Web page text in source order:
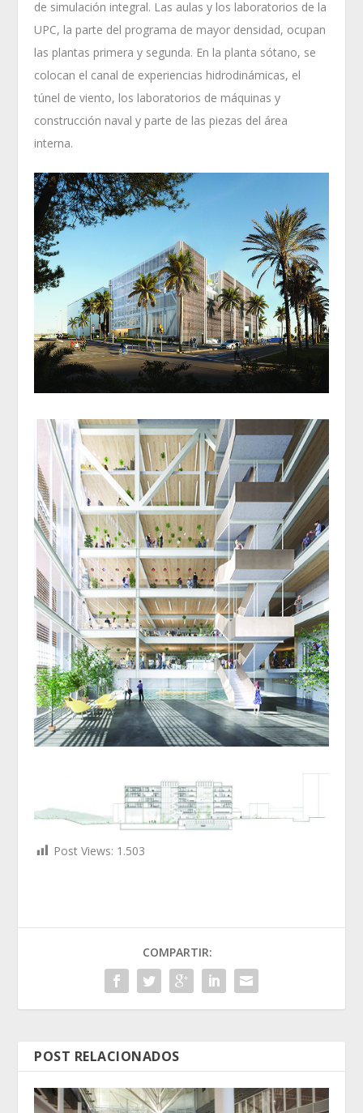
de simulación integral. Las aulas y los laboratorios de la
UPC, la parte del programa de mayor densidad, ocupan
las plantas primera y segunda. En la planta sótano, se
colocan el canal de experiencias hidrodinámicas, el
túnel de viento, los laboratorios de máquinas y
construcción naval y parte de las piezas del área
interna.
Post Views: 1.503
COMPARTIR:
POST RELACIONADOS